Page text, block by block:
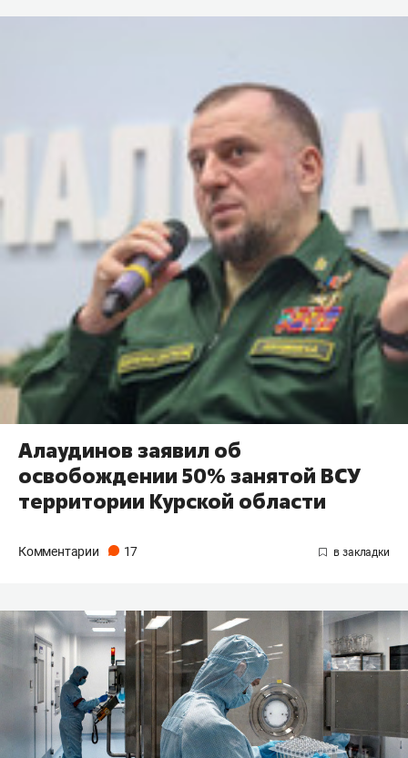
Алаудинов заявил об
освобождении 50% занятой ВСУ
территории Курской области
Комментарии 17